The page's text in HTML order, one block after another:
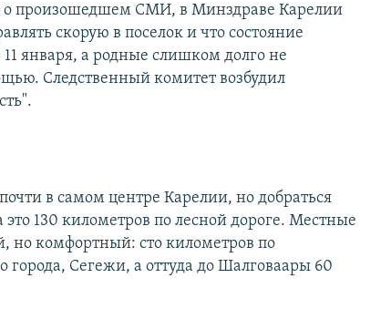
о произошедшем СМИ, в Минздраве Карелии
скорую в поселок и что состояние
января, а родные слишком долго не
Следственный комитет возбудил
в самом центре Карелии, но добраться
130 километров по лесной дороге. Местные
но комфортный: сто километров по
города, Сегежи, а оттуда до Шалговаары 60